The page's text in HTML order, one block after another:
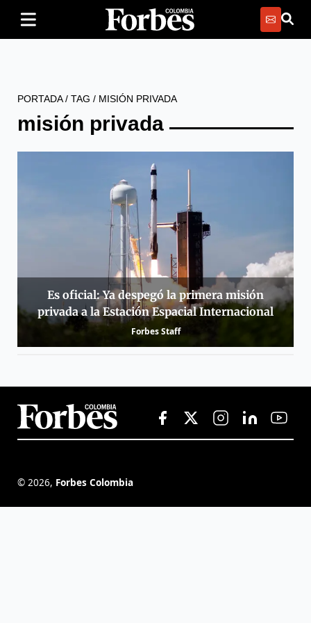
PORTADA/ TAG / MISIÓN PRIVADA
misión privada
Es oficial: Ya despegó la primera misión
privada a la Estación Espacial Internacional
Forbes Staff
© 2026, Forbes Colombia